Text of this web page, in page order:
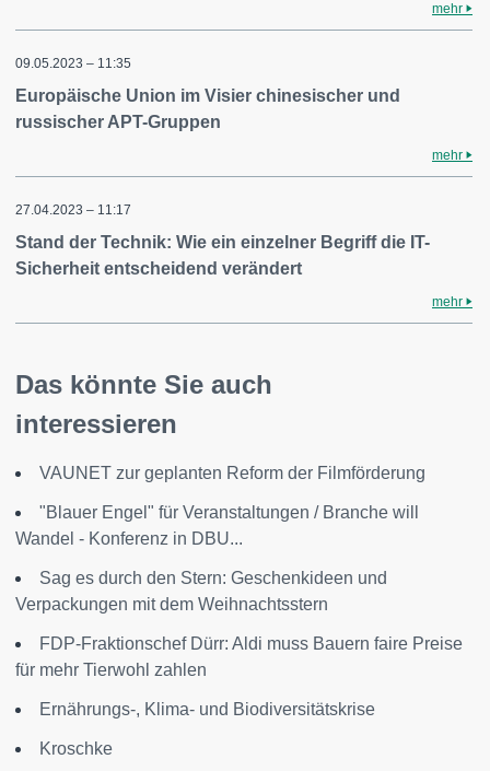
mehr
09.05.2023 – 11:35
Europäische Union im Visier chinesischer und
russischer APT-Gruppen
mehr
27.04.2023 – 11:17
Stand der Technik: Wie ein einzelner Begriff die IT-
Sicherheit entscheidend verändert
mehr
Das könnte Sie auch
interessieren
VAUNET zur geplanten Reform der Filmförderung
"Blauer Engel" für Veranstaltungen / Branche will
Wandel - Konferenz in DBU...
Sag es durch den Stern: Geschenkideen und
Verpackungen mit dem Weihnachtsstern
FDP-Fraktionschef Dürr: Aldi muss Bauern faire Preise
für mehr Tierwohl zahlen
Ernährungs-, Klima- und Biodiversitätskrise
Kroschke